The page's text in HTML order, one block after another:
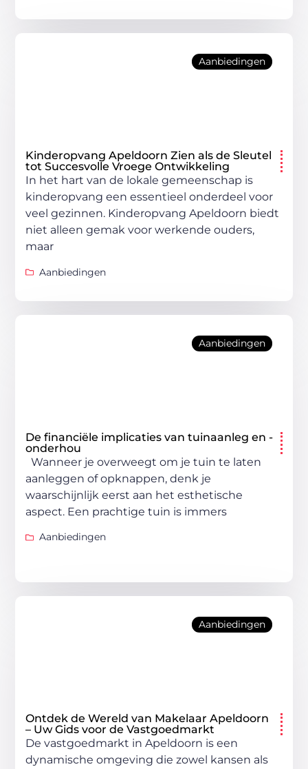
Aanbiedingen
Kinderopvang Apeldoorn Zien als de Sleutel
tot Succesvolle Vroege Ontwikkeling
In het hart van de lokale gemeenschap is
kinderopvang een essentieel onderdeel voor
veel gezinnen. Kinderopvang Apeldoorn biedt
niet alleen gemak voor werkende ouders,
maar
Aanbiedingen
Aanbiedingen
De financiële implicaties van tuinaanleg en -
onderhou
Wanneer je overweegt om je tuin te laten
aanleggen of opknappen, denk je
waarschijnlijk eerst aan het esthetische
aspect. Een prachtige tuin is immers
Aanbiedingen
Aanbiedingen
Ontdek de Wereld van Makelaar Apeldoorn
– Uw Gids voor de Vastgoedmarkt
De vastgoedmarkt in Apeldoorn is een
dynamische omgeving die zowel kansen als